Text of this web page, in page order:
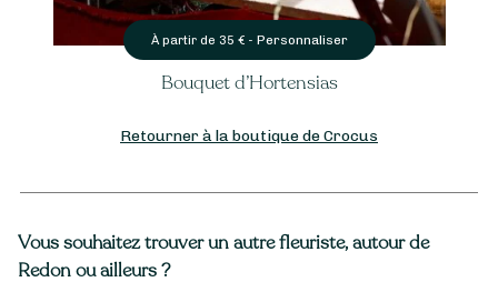
À partir de 35 € - Personnaliser
Bouquet d’Hortensias
Retourner à la boutique de Crocus
Vous souhaitez trouver un autre fleuriste, autour de
Redon ou ailleurs ?